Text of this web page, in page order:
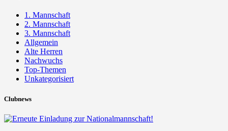
1. Mannschaft
2. Mannschaft
3. Mannschaft
Allgemein
Alte Herren
Nachwuchs
Top-Themen
Unkategorisiert
Clubnews